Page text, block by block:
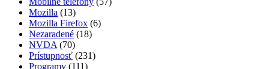
Mozilla (13)
Mozilla Firefox (6)
Nezaradené (18)
NVDA (70)
Prístupnosť (231)
Programy (111)